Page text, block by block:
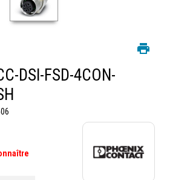
DSI-FSD-4CON-